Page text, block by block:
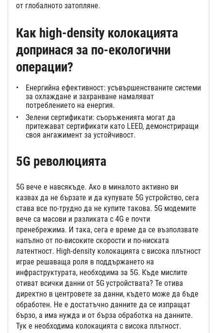
от глобалното затопляне.
Как high-density колокацията
допринася за по-екологични
операции?
Енергийна ефективност: усъвършенстваните системи
за охлаждане и захранване намаляват
потреблението на енергия.
Зелени сертификати: съоръженията могат да
притежават сертификати като LEED, демонстриращи
своя ангажимент за устойчивост.
5G революцията
5G вече е навсякъде. Ако в миналото активно ви
казвах да не бързате и да купувате 5G устройство, сега
става все по-трудно да не купите такова. 5G модемите
вече са масови и разликата с 4G е почти
пренебрежима. И така, сега е време да се възползвате
напълно от по-високите скорости и по-ниската
латентност. High-density колокацията с висока плътност
играе решаваща роля в поддържането на
инфраструктурата, необходима за 5G. Къде мислите
отиват всички данни от 5G устройствата? Те отива
директно в центровете за данни, където може да бъде
обработен. Не е достатъчно данните да се изпращат
бързо, а има нужда и от бърза обработка на данните.
Тук е необходима колокацията с висока плътност.